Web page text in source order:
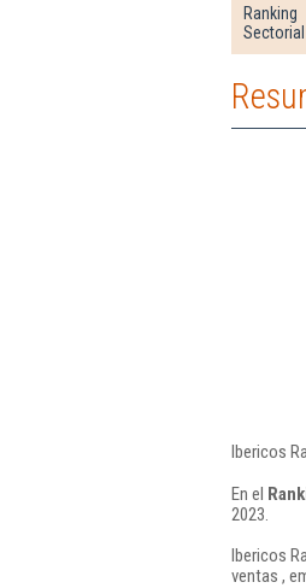
Ranking
Sectorial
Ibericos
En el
2023.
Ibericos
ventas ,